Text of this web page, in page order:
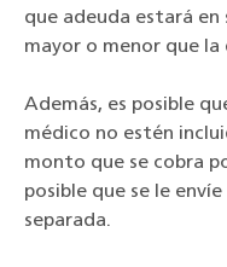
que adeuda estará
mayor o menor que
Además, es posible
médico no estén
monto que se cobra
posible que se le
separada.